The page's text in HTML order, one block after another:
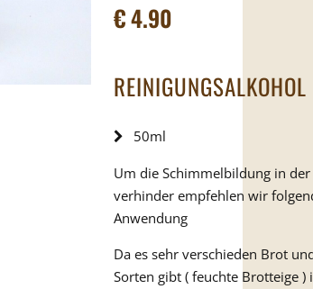
€4.90
REINIGUNGSALKOHOL
50ml
Um die Schimmelbildung in
verhinder empfehlen wir
Anwendung
Da es sehr verschieden Brot
Sorten gibt ( feuchte Brotteige )